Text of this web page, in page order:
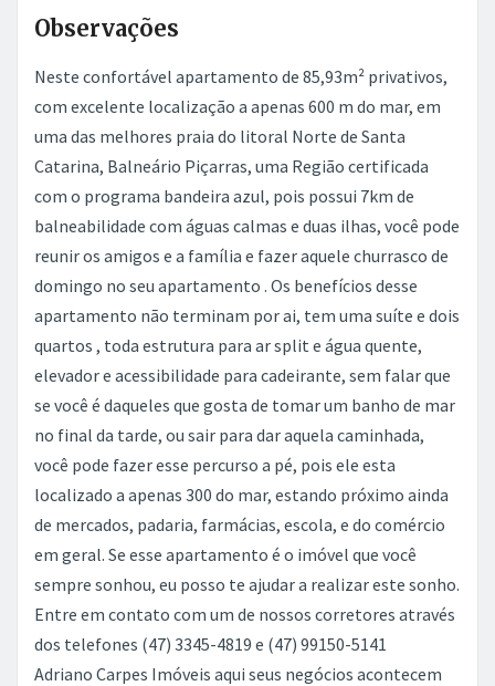
Observações
Neste confortável apartamento de 85,93m² privativos,
com excelente localização a apenas 600 m do mar, em
uma das melhores praia do litoral Norte de Santa
Catarina, Balneário Piçarras, uma Região certificada
com o programa bandeira azul, pois possui 7km de
balneabilidade com águas calmas e duas ilhas, você pode
reunir os amigos e a família e fazer aquele churrasco de
domingo no seu apartamento . Os benefícios desse
apartamento não terminam por ai, tem uma suíte e dois
quartos , toda estrutura para ar split e água quente,
elevador e acessibilidade para cadeirante, sem falar que
se você é daqueles que gosta de tomar um banho de mar
no final da tarde, ou sair para dar aquela caminhada,
você pode fazer esse percurso a pé, pois ele esta
localizado a apenas 300 do mar, estando próximo ainda
de mercados, padaria, farmácias, escola, e do comércio
em geral. Se esse apartamento é o imóvel que você
sempre sonhou, eu posso te ajudar a realizar este sonho.
Entre em contato com um de nossos corretores através
dos telefones (47) 3345-4819 e (47) 99150-5141
Adriano Carpes Imóveis aqui seus negócios acontecem